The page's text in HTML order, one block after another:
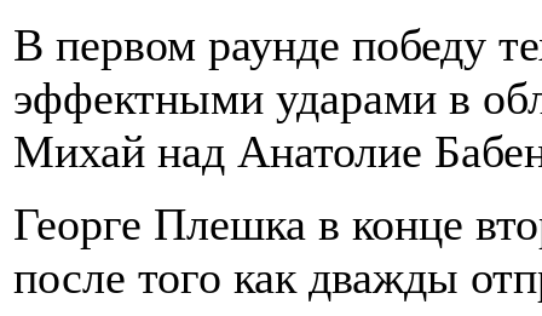
В первом раунде победу
эффектными ударами в
Михай над Анатолие
Георге Плешка в конце
после того как дважды